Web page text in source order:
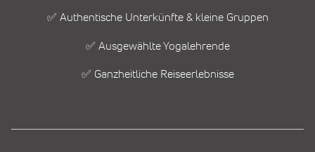
✅ Authentische Unterkünfte & kleine Gruppen
✅ Ausgewählte Yogalehrende
✅ Ganzheitliche Reiseerlebnisse